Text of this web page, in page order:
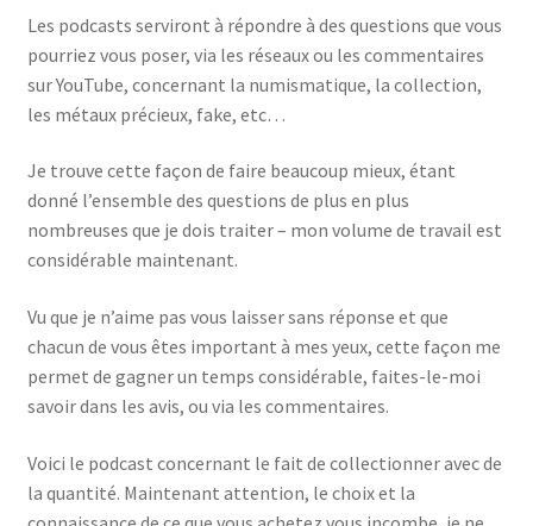
Les podcasts serviront à répondre à des questions que vous
pourriez vous poser, via les réseaux ou les commentaires
sur YouTube, concernant la numismatique, la collection,
les métaux précieux, fake, etc…
Je trouve cette façon de faire beaucoup mieux, étant
donné l’ensemble des questions de plus en plus
nombreuses que je dois traiter – mon volume de travail est
considérable maintenant.
Vu que je n’aime pas vous laisser sans réponse et que
chacun de vous êtes important à mes yeux, cette façon me
permet de gagner un temps considérable, faites-le-moi
savoir dans les avis, ou via les commentaires.
Voici le podcast concernant le fait de collectionner avec de
la quantité. Maintenant attention, le choix et la